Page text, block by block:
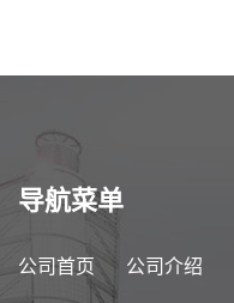
导航菜单
公司首页 公司介绍